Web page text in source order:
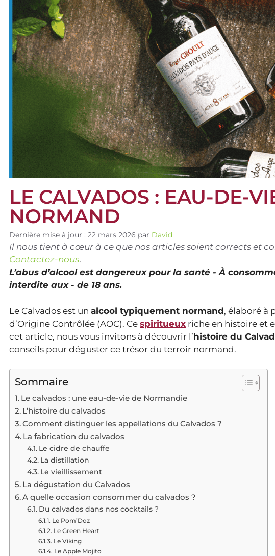
LE CALVADOS : EAU-DE-
NORMAND
Dernière mise à jour : 22 mars 2026 par David
Il nous tient à cœur à ce que nos articles soient corrects et
Contactez-nous.
L’abus d’alcool est dangereux pour la santé - À
interdite aux - de 18 ans.
Le Calvados est un alcool typiquement normand, élaboré à
d’Origine Contrôlée (AOC). Ce spiritueux riche en histoire et
cet article, nous vous invitons à découvrir l’histoire du
conseils pour déguster ce trésor du terroir normand.
Sommaire
Le calvados : une eau-de-vie de Normandie
L’histoire du calvados
Comment distinguer les appellations du Calvados ?
La fabrication du calvados
Le cidre de chauffe
La distillation
Le vieillissement
La dégustation du Calvados
A quelle occasion consommer du calvados ?
Du calvados dans nos cocktails ?
Le Pom’Doz
Le Green Heart
Le Viking
Le Apple Mojito